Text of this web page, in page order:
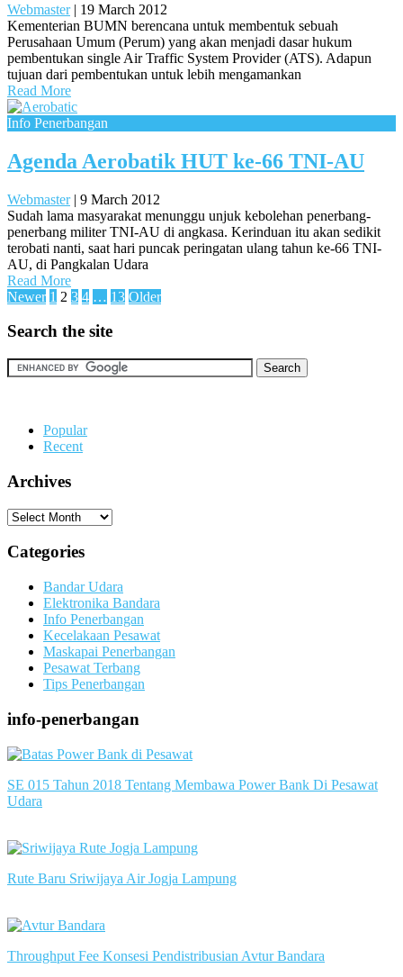
Webmaster| 19 March 2012
Kementerian BUMN berencana untuk membentuk sebuah
Perusahaan Umum (Perum) yang akan menjadi dasar hukum
pembentukan single Air Traffic System Provider (ATS). Adapun
tujuan dari pembentukan untuk lebih mengamankan
Read More
Info Penerbangan
Agenda Aerobatik HUT ke-66 TNI-AU
Webmaster| 9 March 2012
Sudah lama masyarakat menunggu unjuk kebolehan penerbang-
penerbang militer TNI-AU di angkasa. Kerinduan itu akan sedikit
terobati nanti, saat hari puncak peringatan ulang tahun ke-66 TNI-
AU, di Pangkalan Udara
Read More
Posts
pagination
Newer 1 2 3 4 … 13 Older
Search the site
Popular
Recent
Archives
Archives
Categories
Bandar Udara
Elektronika Bandara
Info Penerbangan
Kecelakaan Pesawat
Maskapai Penerbangan
Pesawat Terbang
Tips Penerbangan
info-penerbangan
SE 015 Tahun 2018 Tentang Membawa Power Bank Di Pesawat
Udara
Rute Baru Sriwijaya Air Jogja Lampung
Throughput Fee Konsesi Pendistribusian Avtur Bandara